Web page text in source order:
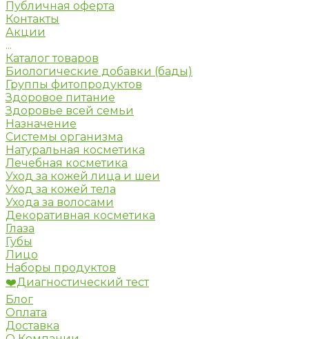
Публичная оферта
Контакты
Акции
...
Каталог товаров
Биологические добавки (бады)
Группы фитопродуктов
Здоровое питание
Здоровье всей семьи
Назначение
Системы организма
Натуральная косметика
Лечебная косметика
Уход за кожей лица и шеи
Уход за кожей тела
Ухода за волосами
Декоративная косметика
Глаза
Губы
Лицо
Наборы продуктов
❤️Диагностический тест
Блог
Оплата
Доставка